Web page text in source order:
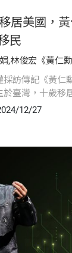
居美國，
民
,林俊宏《黃仁
訪傳記《黃仁
臺灣，十歲移
青少年時在那
12/27